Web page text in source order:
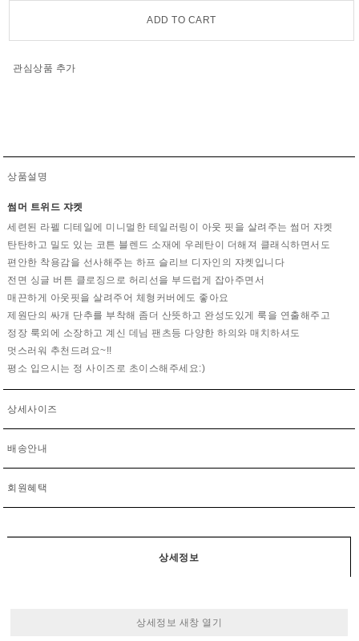
ADD TO CART
관심상품 추가
상품설명
썸머 트위드 쟈켓
세련된 라펠 디테일에 미니멀한 테일러링이 아웃 핏을 살려주는 썸머 쟈켓
탄탄하고 밀도 있는 코튼 블렌드 소재에 우레탄이 더해져 클래식하면서도
편안한 착용감을 선사해주는 하프 슬리브 디자인의 쟈켓입니다
전면 싱글 버튼 클로징으로 허리선을 부드럽게 잡아주면서
매끈하게 아웃핏을 살려주어 체형커버에도 좋아요
제원단의 싸개 단추를 부착해 좀더 산뜻하고 완성도있게 룩을 연출해주고
정장 룩외에 소장하고 계신 데님 팬츠등 다양한 하의와 매치하셔도
멋스러워 추천드려요~!!
평소 입으시는 정 사이즈로 초이스해주세요:)
상세사이즈
배송안내
회원혜택
상세정보
상세정보 새창 열기